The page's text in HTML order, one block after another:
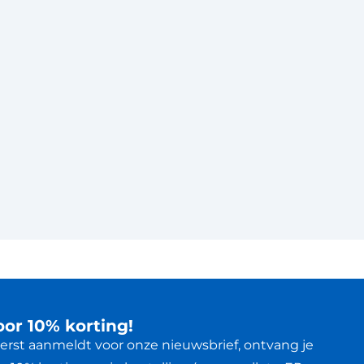
10% korting!
aanmeldt voor onze nieuwsbrief, ontvang je